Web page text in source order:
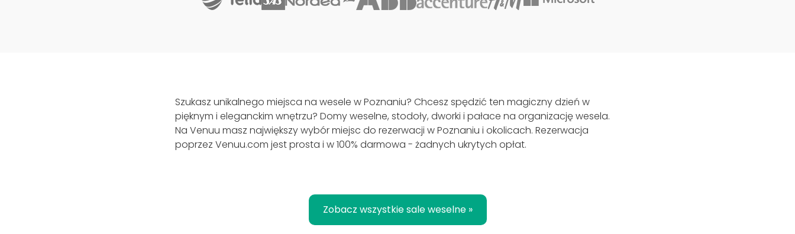
Szukasz unikalnego miejsca na wesele w Poznaniu? Chcesz spędzić ten magiczny dzień w
pięknym i eleganckim wnętrzu? Domy weselne, stodoły, dworki i pałace na organizację wesela.
Na Venuu masz największy wybór miejsc do rezerwacji w Poznaniu i okolicach. Rezerwacja
poprzez Venuu.com jest prosta i w 100% darmowa - żadnych ukrytych opłat.
Zobacz wszystkie sale weselne »